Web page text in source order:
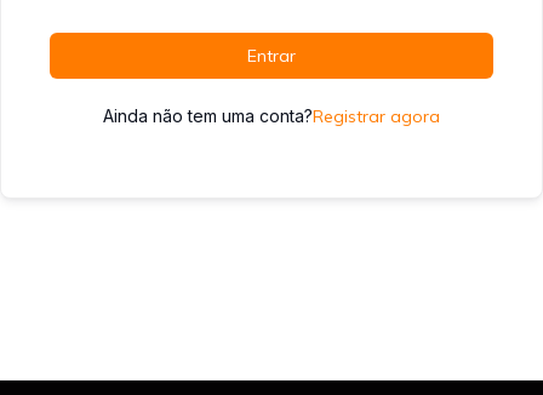
Entrar
Ainda não tem uma conta?Registrar agora